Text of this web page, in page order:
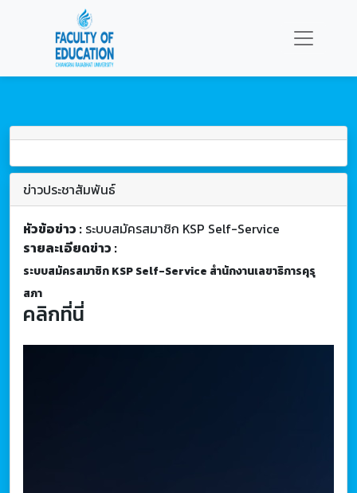
ข่าวประชาสัมพันธ์
หัวข้อข่าว : ระบบสมัครสมาชิก KSP Self-Service
รายละเอียดข่าว :
ระบบสมัครสมาชิก KSP Self-Service สำนักงานเลขาธิการคุรุ
สภา
คลิกที่นี่